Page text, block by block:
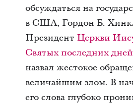
обсуждаться на
в США, Гордон Б.
Президент Церкви
Святых последних дней
назвал жестокое
величайшим злом. В
его слова глубоко